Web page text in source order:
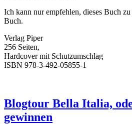
Ich kann nur empfehlen, dieses Buch
Buch.
Verlag Piper
256 Seiten,
Hardcover mit Schutzumschlag
ISBN 978-3-492-05855-1
Blogtour Bella Italia,
gewinnen